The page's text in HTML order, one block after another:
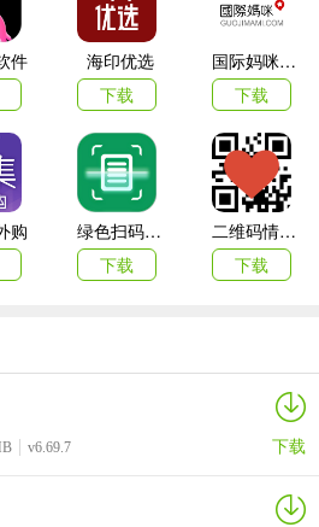
不逼氪金，公平对决!
，熟悉的感觉，全新的体验!
王，不限种族不限年龄，用实力说话!
放，炫酷走位，杀他个片甲不留!
策略战斗，灵活杀敌!
不认识，也没啥可选择的，需要注意的
！
就是操作的基础介绍了！
了！
件
海印优选
下载
国际妈咪海外商城
下载
购
绿色扫码软件
下载
二维码情书生成器客户端(love letter qrcode)
下载
v6.69.7 下载